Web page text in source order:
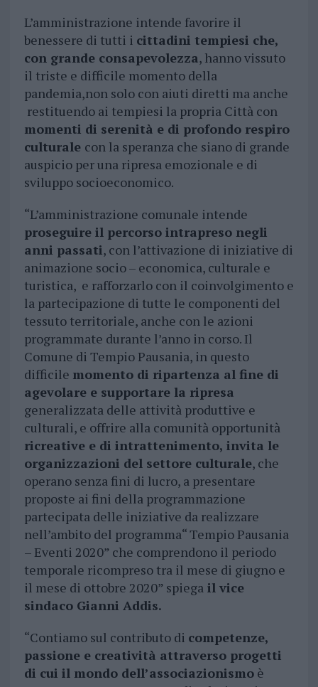
L’amministrazione intende favorire il
benessere di tutti i cittadini tempiesi che,
con grande consapevolezza, hanno vissuto
il triste e difficile momento della
pandemia,non solo con aiuti diretti ma anche
restituendo ai tempiesi la propria Città con
momenti di serenità e di profondo respiro
culturale con la speranza che siano di grande
auspicio per una ripresa emozionale e di
sviluppo socioeconomico.
“L’amministrazione comunale intende
proseguire il percorso intrapreso negli
anni passati, con l’attivazione di iniziative di
animazione socio – economica, culturale e
turistica, e rafforzarlo con il coinvolgimento e
la partecipazione di tutte le componenti del
tessuto territoriale, anche con le azioni
programmate durante l’anno in corso. Il
Comune di Tempio Pausania, in questo
difficile momento di ripartenza al fine di
agevolare e supportare la ripresa
generalizzata delle attività produttive e
culturali, e offrire alla comunità opportunità
ricreative e di intrattenimento, invita le
organizzazioni del settore culturale, che
operano senza fini di lucro, a presentare
proposte ai fini della programmazione
partecipata delle iniziative da realizzare
nell’ambito del programma“ Tempio Pausania
– Eventi 2020” che comprendono il periodo
temporale ricompreso tra il mese di giugno e
il mese di ottobre 2020” spiegail vice
sindaco Gianni Addis.
“Contiamo sul contributo di competenze,
passione e creatività attraverso progetti
di cui il mondo dell’associazionismoè